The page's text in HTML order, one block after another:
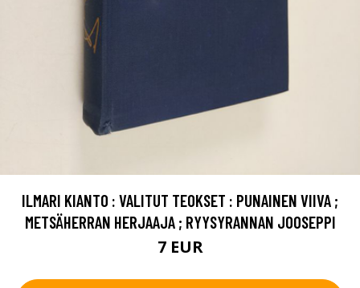
ILMARI KIANTO : VALITUT TEOKSET : PUNAINEN VIIVA ;
METSÄHERRAN HERJAAJA ; RYYSYRANNAN JOOSEPPI
7 EUR